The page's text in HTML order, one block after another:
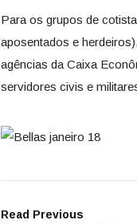
Para os grupos de
aposentados e
agências da Caixa
servidores civis e
Read Previous